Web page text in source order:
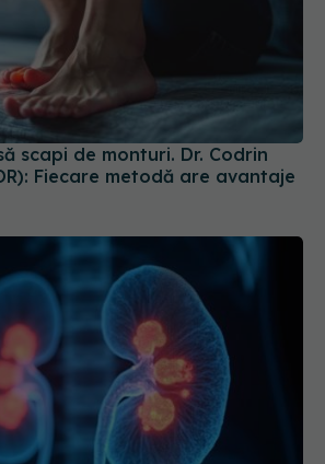
Fiecare metodă are avantaje